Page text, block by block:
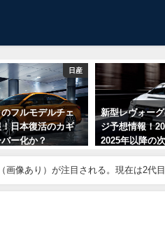
日産
フルモデルチェ
日本復活のカギ
ー化か？
新型レヴォー
ジ予想情報！
2025年以降の
て
画像あり）が注目される。現在は2代目